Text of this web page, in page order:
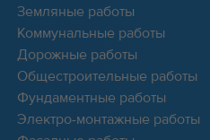
Земляные работы
Коммунальные работы
Дорожные работы
Общестроительные работы
Фундаментные работы
Электро-монтажные работы